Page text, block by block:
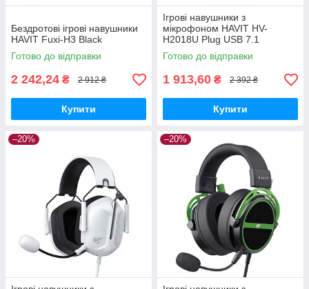
Бездротові ігрові навушники
HAVIT Fuxi-H3 Black
Готово до відправки
2 242,24 ₴ 2 912 ₴
Купити
Ігрові навушники з
мікрофоном HAVIT HV-
H2018U Plug USB 7.1
Готово до відправки
1 913,60 ₴ 2 392 ₴
Купити
–20% –20%